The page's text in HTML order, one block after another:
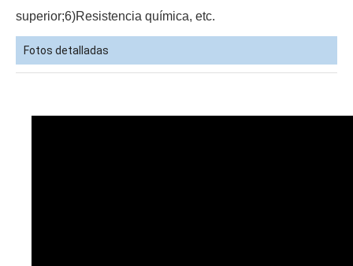
superior;6)Resistencia química, etc.
Fotos detalladas